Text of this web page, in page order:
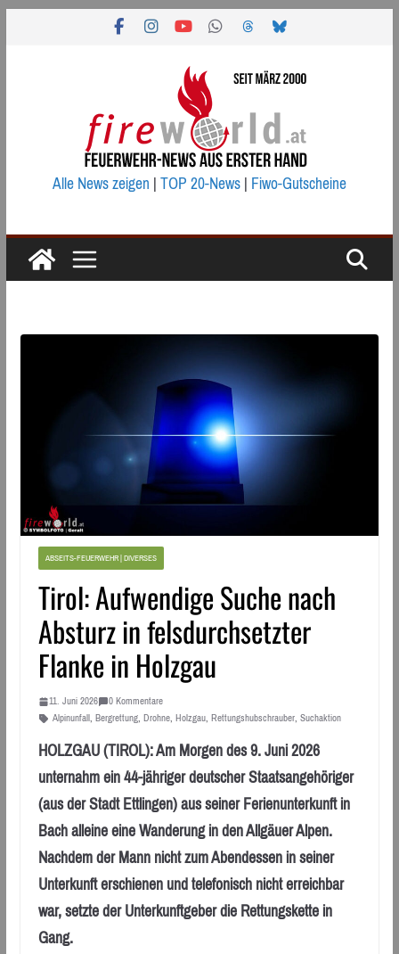
Alle News zeigen|TOP 20-News|Fiwo-Gutscheine
ABSEITS-FEUERWEHR | DIVERSES
Tirol: Aufwendige Suche nach
Absturz in felsdurchsetzter
Flanke in Holzgau
11. Juni 2026
0 Kommentare
Alpinunfall, Bergrettung, Drohne, Holzgau, Rettungshubschrauber, Suchaktion
HOLZGAU (TIROL): Am Morgen des 9. Juni 2026
unternahm ein 44-jähriger deutscher Staatsangehöriger
(aus der Stadt Ettlingen) aus seiner Ferienunterkunft in
Bach alleine eine Wanderung in den Allgäuer Alpen.
Nachdem der Mann nicht zum Abendessen in seiner
Unterkunft erschienen und telefonisch nicht erreichbar
war, setzte der Unterkunftgeber die Rettungskette in
Gang.